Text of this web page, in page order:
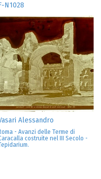
N1028
Alessandro
- Avanzi delle Terme di
costruite nel III Secolo -